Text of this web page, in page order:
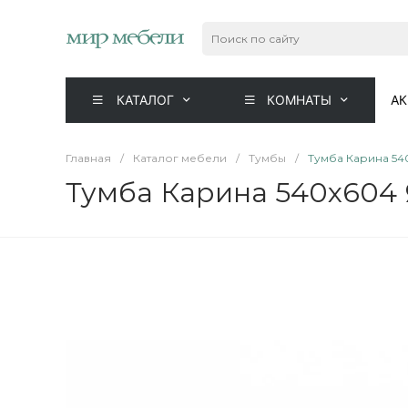
КАТАЛОГ КОМНАТЫ
Главная / Каталог мебели / Тумбы / Тумба Карина
Тумба Карина 540x604